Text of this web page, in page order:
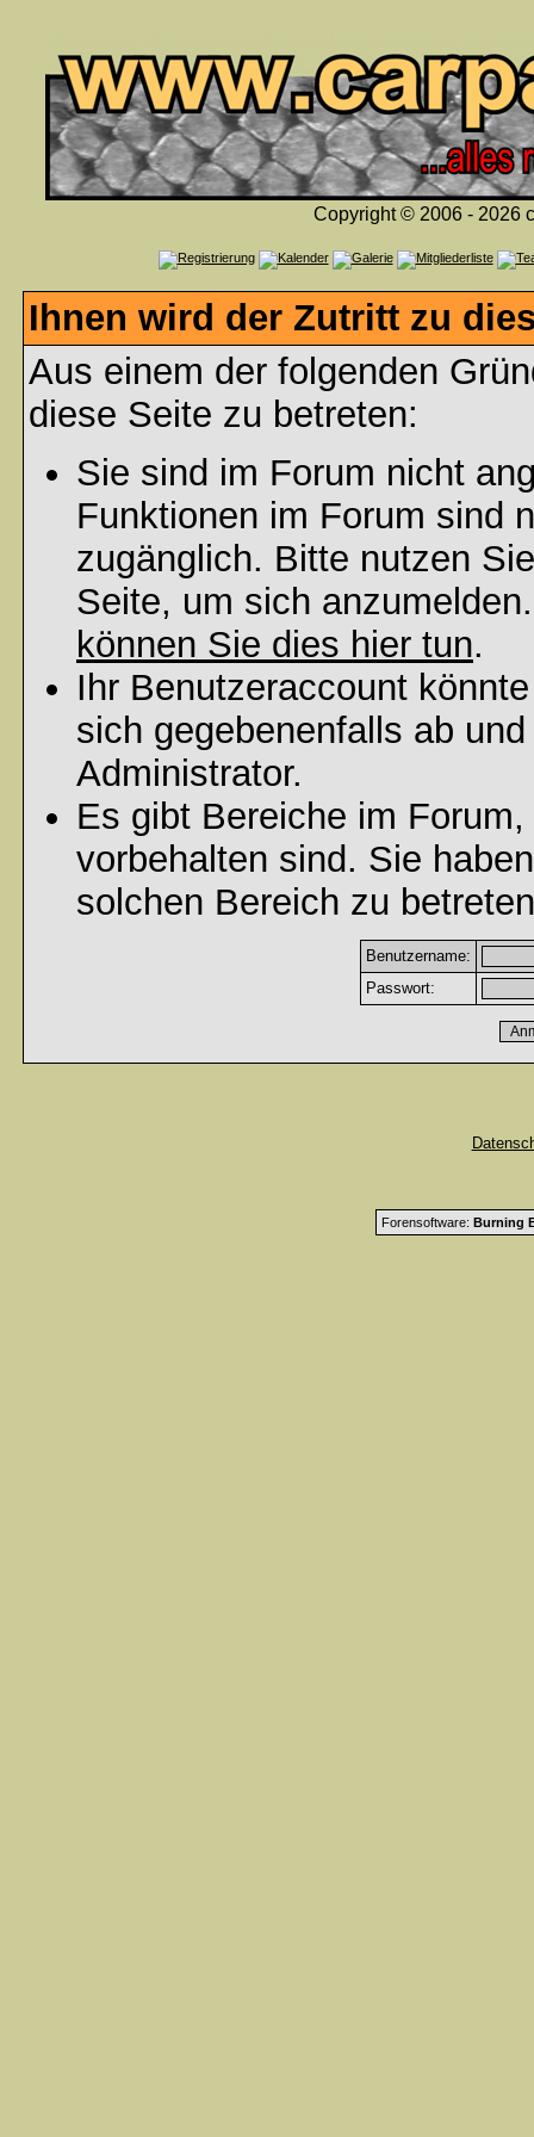
Copyright © 2006 - 2026
Ihnen wird der Zutritt zu
Aus einem der folgenden
diese Seite zu betreten:
Sie sind im Forum nicht
Funktionen im Forum sind
zugänglich. Bitte nutzen
Seite, um sich
können Sie dies hier tun.
Ihr Benutzeraccount
sich gegebenenfalls ab
Administrator.
Es gibt Bereiche im
vorbehalten sind. Sie
solchen Bereich zu
Benutzername:
Passwort:
Forensoftware: Burning